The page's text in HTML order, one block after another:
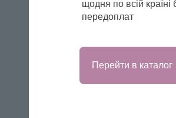
щодня по всій країні
передоплат
Перейти в каталог